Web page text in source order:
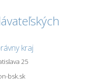
kraj
25
bsk.sk